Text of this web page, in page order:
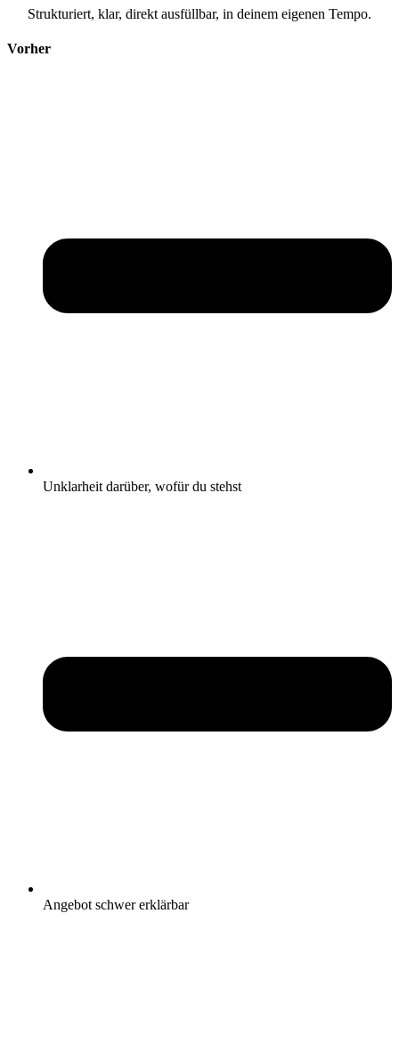
Strukturiert, klar, direkt ausfüllbar, in deinem eigenen Tempo.
Vorher
Unklarheit darüber, wofür du stehst
Angebot schwer erklärbar